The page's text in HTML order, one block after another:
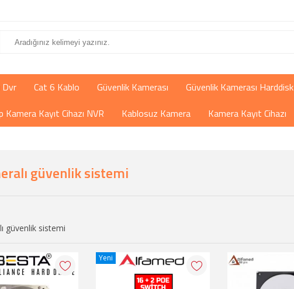
Dvr Cat 6 Kablo Güvenlik Kamerası Güvenlik Kamerası Harddisk
Kamera Kayıt Cihazı NVR Kablosuz Kamera Kamera Kayıt Cihazı
güvenlik sistemi
güvenlik sistemi
Yeni